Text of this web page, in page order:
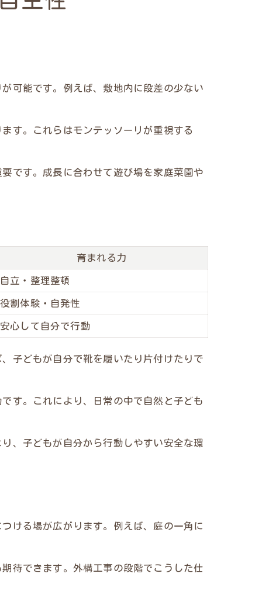
可能です。例えば、敷地内に段差の少ない
す。これらはモンテッソーリが重視する
です。成長に合わせて遊び場を家庭菜園や
育まれる力
自立・整理整頓
役割体験・自発性
安心して自分で行動
子どもが自分で靴を履いたり片付けたりで
す。これにより、日常の中で自然と子ども
、子どもが自分から行動しやすい安全な環
ける場が広がります。例えば、庭の一角に
待できます。外構工事の段階でこうした仕